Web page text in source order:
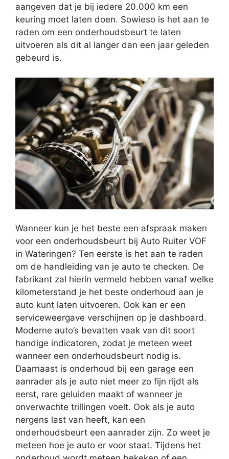
aangeven dat je bij iedere 20.000 km een
keuring moet laten doen. Sowieso is het aan te
raden om een onderhoudsbeurt te laten
uitvoeren als dit al langer dan een jaar geleden
gebeurd is.
Wanneer kun je het beste een afspraak maken
voor een onderhoudsbeurt bij Auto Ruiter VOF
in Wateringen? Ten eerste is het aan te raden
om de handleiding van je auto te checken. De
fabrikant zal hierin vermeld hebben vanaf welke
kilometerstand je het beste onderhoud aan je
auto kunt laten uitvoeren. Ook kan er een
serviceweergave verschijnen op je dashboard.
Moderne auto’s bevatten vaak van dit soort
handige indicatoren, zodat je meteen weet
wanneer een onderhoudsbeurt nodig is.
Daarnaast is onderhoud bij een garage een
aanrader als je auto niet meer zo fijn rijdt als
eerst, rare geluiden maakt of wanneer je
onverwachte trillingen voelt. Ook als je auto
nergens last van heeft, kan een
onderhoudsbeurt een aanrader zijn. Zo weet je
meteen hoe je auto er voor staat. Tijdens het